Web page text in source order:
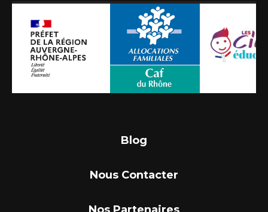
Blog
Nous Contacter